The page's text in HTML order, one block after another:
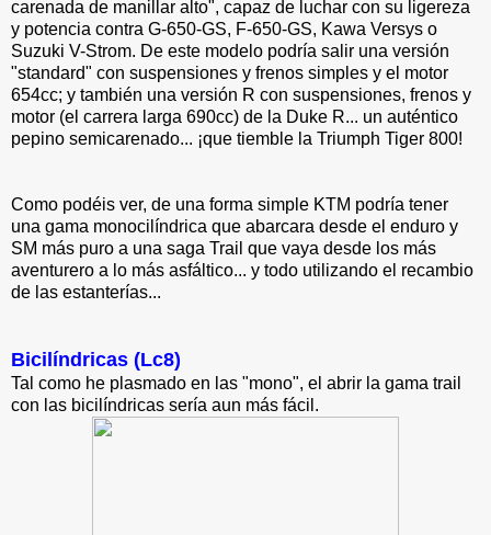
carenada de manillar alto", capaz de luchar con su ligereza
y potencia contra G-650-GS, F-650-GS, Kawa Versys o
Suzuki V-Strom. De este modelo podría salir una versión
"standard" con suspensiones y frenos simples y el motor
654cc; y también una versión R con suspensiones, frenos y
motor (el carrera larga 690cc) de la Duke R... un auténtico
pepino semicarenado... ¡que tiemble la Triumph Tiger 800!
Como podéis ver, de una forma simple KTM podría tener
una gama monocilíndrica que abarcara desde el enduro y
SM más puro a una saga Trail que vaya desde los más
aventurero a lo más asfáltico... y todo utilizando el recambio
de las estanterías...
Bicilíndricas (Lc8)
Tal como he plasmado en las "mono", el abrir la gama trail
con las bicilíndricas sería aun más fácil.